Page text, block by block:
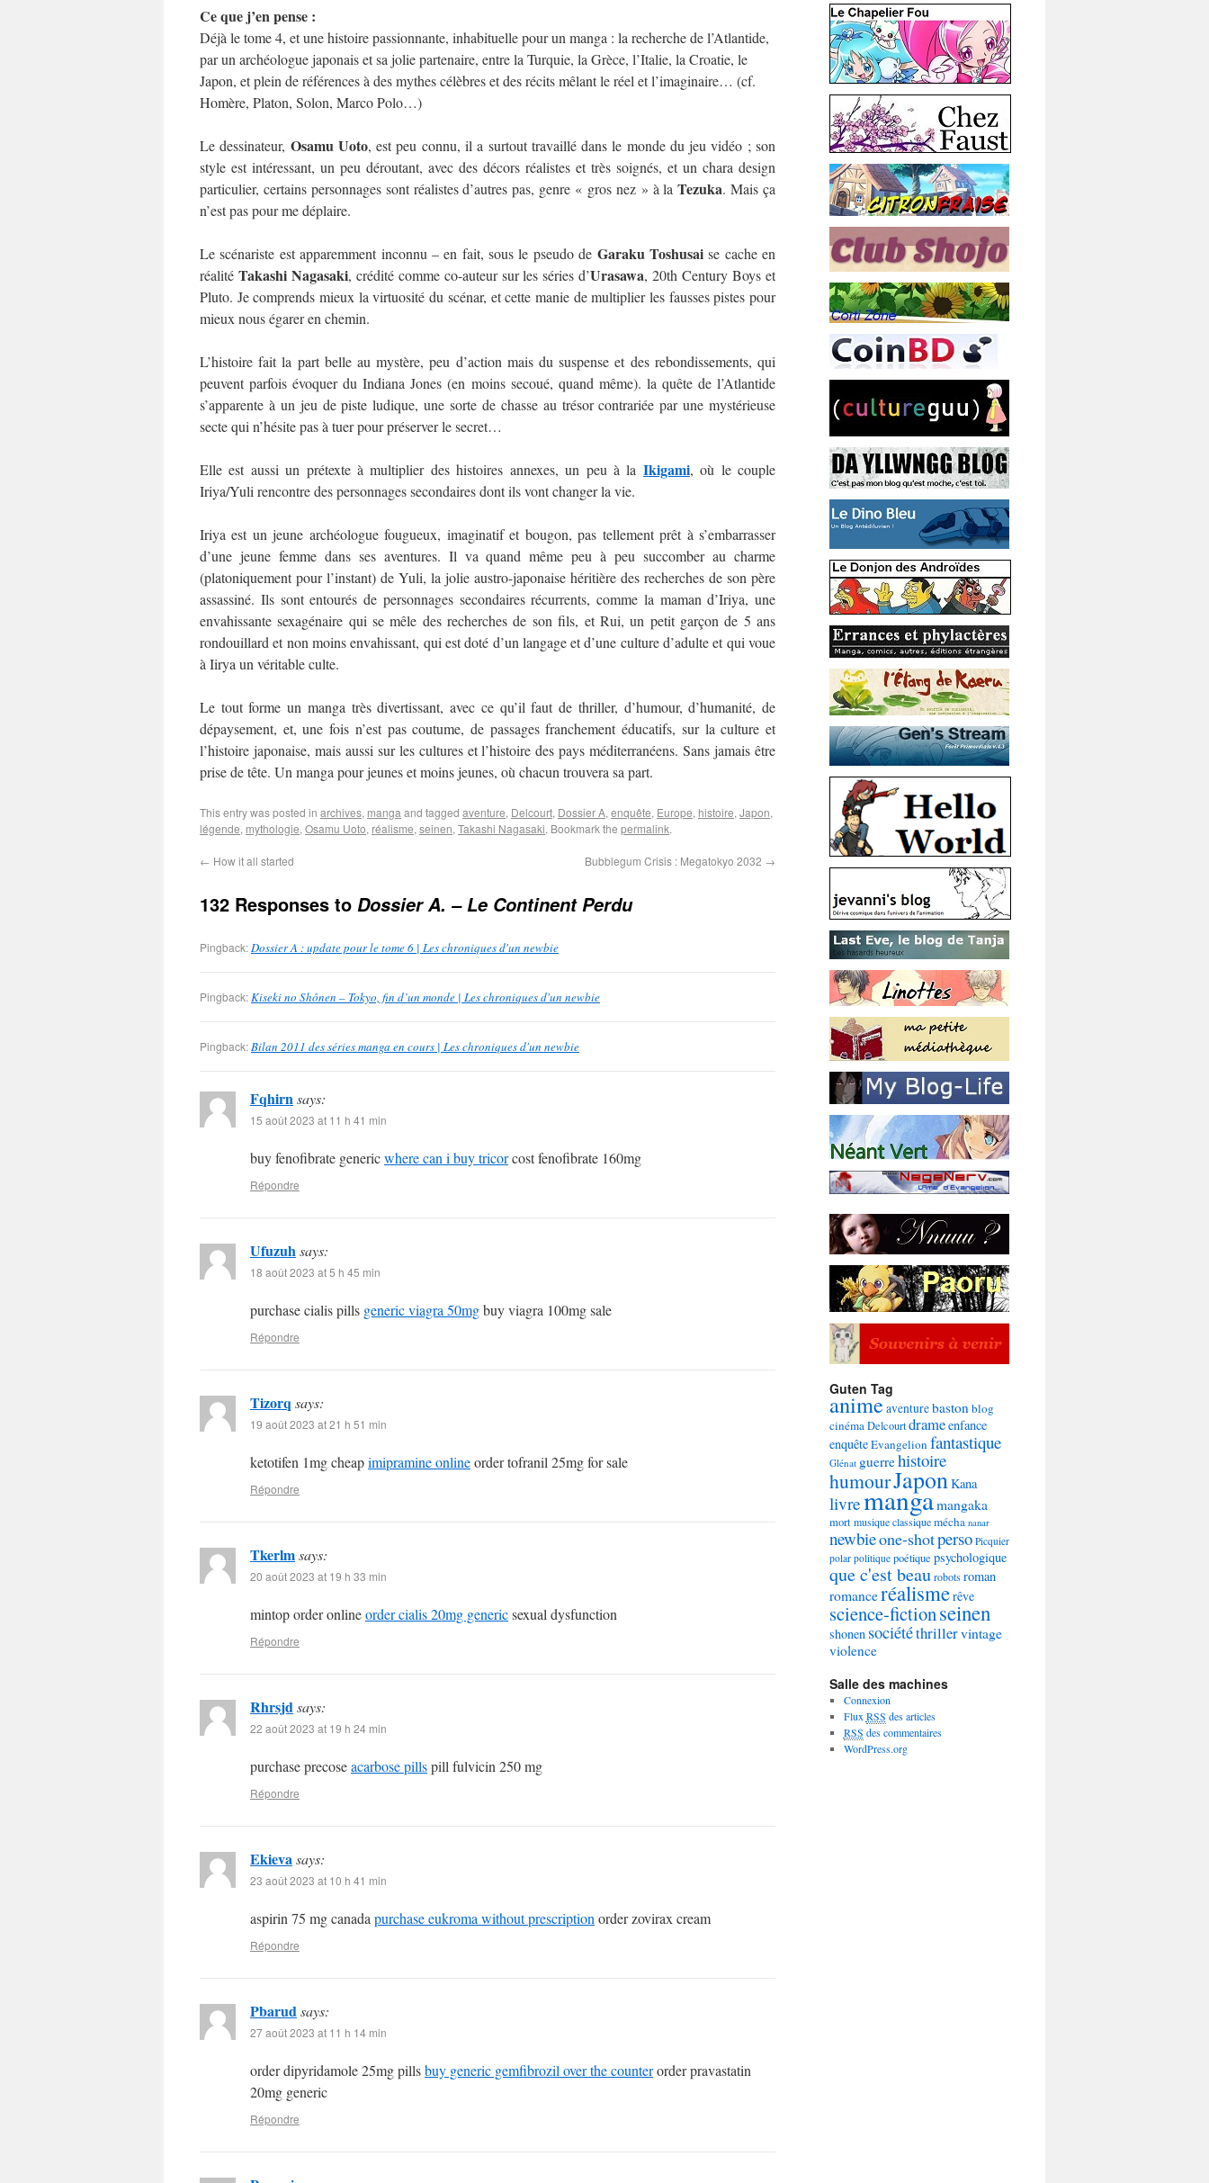
Ce que j’en pense :
Déjà le tome 4, et une histoire passionnante, inhabituelle pour un manga : la recherche de l’Atlantide,
par un archéologue japonais et sa jolie partenaire, entre la Turquie, la Grèce, l’Italie, la Croatie, le
Japon, et plein de références à des mythes célèbres et des récits mêlant le réel et l’imaginaire… (cf.
Homère, Platon, Solon, Marco Polo…)
Le dessinateur, Osamu Uoto, est peu connu, il a surtout travaillé dans le monde du jeu vidéo ; son
style est intéressant, un peu déroutant, avec des décors réalistes et très soignés, et un chara design
particulier, certains personnages sont réalistes d’autres pas, genre « gros nez » à laTezuka. Mais ça
n’est pas pour me déplaire.
Le scénariste est apparemment inconnu – en fait, sous le pseudo de Garaku Toshusaise cache en
réalité Takashi Nagasaki, crédité comme co-auteur sur les séries d’Urasawa, 20th Century Boys et
Pluto. Je comprends mieux la virtuosité du scénar, et cette manie de multiplier les fausses pistes pour
mieux nous égarer en chemin.
L’histoire fait la part belle au mystère, peu d’action mais du suspense et des rebondissements, qui
peuvent parfois évoquer du Indiana Jones (en moins secoué, quand même). la quête de l’Atlantide
s’apparente à un jeu de piste ludique, une sorte de chasse au trésor contrariée par une mystérieuse
secte qui n’hésite pas à tuer pour préserver le secret…
Elle est aussi un prétexte à multiplier des histoires annexes, un peu à la Ikigami, où le couple
Iriya/Yuli rencontre des personnages secondaires dont ils vont changer la vie.
Iriya est un jeune archéologue fougueux, imaginatif et bougon, pas tellement prêt à s’embarrasser
d’une jeune femme dans ses aventures. Il va quand même peu à peu succomber au charme
(platoniquement pour l’instant) de Yuli, la jolie austro-japonaise héritière des recherches de son père
assassiné. Ils sont entourés de personnages secondaires récurrents, comme la maman d’Iriya, une
envahissante sexagénaire qui se mêle des recherches de son fils, et Rui, un petit garçon de 5 ans
rondouillard et non moins envahissant, qui est doté d’un langage et d’une culture d’adulte et qui voue
à Iirya un véritable culte.
Le tout forme un manga très divertissant, avec ce qu’il faut de thriller, d’humour, d’humanité, de
dépaysement, et, une fois n’est pas coutume, de passages franchement éducatifs, sur la culture et
l’histoire japonaise, mais aussi sur les cultures et l’histoire des pays méditerranéens. Sans jamais être
prise de tête. Un manga pour jeunes et moins jeunes, où chacun trouvera sa part.
This entry was posted in archives, manga and tagged aventure, Delcourt, Dossier A, enquête, Europe, histoire, Japon,
légende, mythologie, Osamu Uoto, réalisme, seinen, Takashi Nagasaki. Bookmark the permalink.
← How it all started Bubblegum Crisis : Megatokyo 2032 →
132 Responses to Dossier A. – Le Continent Perdu
Pingback:Dossier A : update pour le tome 6 | Les chroniques d'un newbie
Pingback:Kiseki no Shônen – Tokyo, fin d’un monde | Les chroniques d'un newbie
Pingback:Bilan 2011 des séries manga en cours | Les chroniques d'un newbie
Fqhirnsays:
15 août 2023 at 11 h 41 min
buy fenofibrate genericwhere can i buy tricorcost fenofibrate 160mg
Répondre
Ufuzuhsays:
18 août 2023 at 5 h 45 min
purchase cialis pills generic viagra 50mgbuy viagra 100mg sale
Répondre
Tizorq says:
19 août 2023 at 21 h 51 min
ketotifen 1mg cheapimipramine onlineorder tofranil 25mg for sale
Répondre
Tkerlmsays:
20 août 2023 at 19 h 33 min
mintop order onlineorder cialis 20mg genericsexual dysfunction
Répondre
Rhrsjdsays:
22 août 2023 at 19 h 24 min
purchase precoseacarbose pillspill fulvicin 250 mg
Répondre
Ekievasays:
23 août 2023 at 10 h 41 min
aspirin 75 mg canada purchase eukroma without prescription order zovirax cream
Répondre
Pbarudsays:
27 août 2023 at 11 h 14 min
order dipyridamole 25mg pillsbuy generic gemfibrozil over the counterorder pravastatin
20mg generic
Répondre
Guten Tag
animeaventurebaston blog
cinémaDelcourtdrameenfance
enquêteEvangelion fantastique
Glénat guerrehistoire
humourJapon Kana
livremangamangaka
mortmusique classiquemécha nanar
newbieone-shotperso Picquier
polar politique poétique psychologique
que c'est beaurobotsroman
romanceréalismerêve
science-fictionseinen
shonen sociététhrillervintage
violence
Salle des machines
Connexion
Flux RSS des articles
RSS des commentaires
WordPress.org